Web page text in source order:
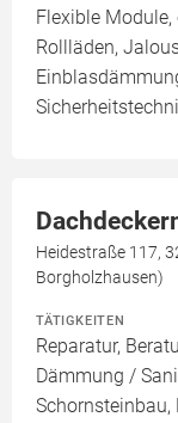
Flexible Module,
Rollläden,
Heidestraße 117,
Borgholzhausen)
TÄTIGKEITEN
Reparatur,
Dämmung /
Schornsteinbau,